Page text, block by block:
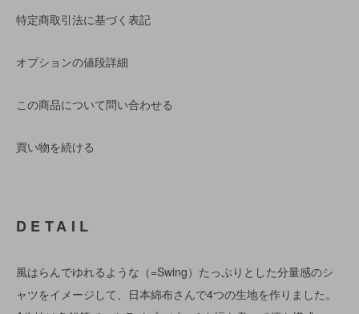
特定商取引法に基づく表記
オプションの値段詳細
この商品について問い合わせる
買い物を続ける
DETAIL
風はらんでゆれるような（=Swing）たっぷりとした分量感のシ
ャツをイメージして、日本綿布さんで4つの生地を作りました。